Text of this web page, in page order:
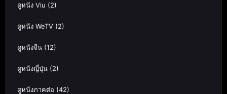
ดูหนัง Viu (2)
ดูหนัง WeTV (2)
ดูหนังจีน (12)
ดูหนังญี่ปุ่น (2)
ดูหนังภาคต่อ (42)